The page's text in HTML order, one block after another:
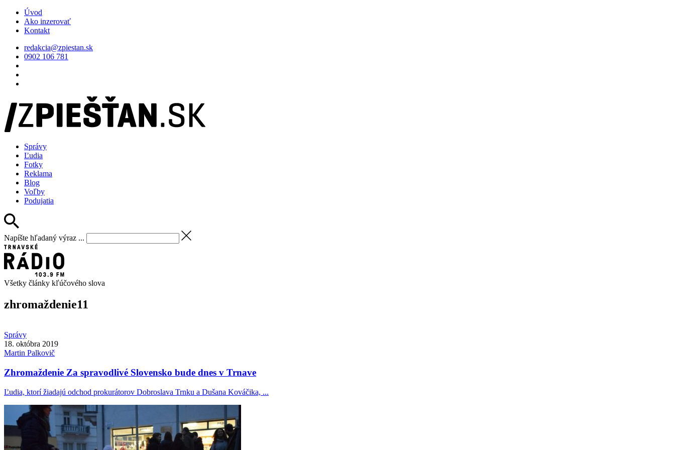
Úvod
Ako inzerovať
Kontakt
redakcia@zpiestan.sk
0902 106 781
Správy
Ľudia
Fotky
Reklama
Blog
Voľby
Podujatia
Napíšte hľadaný výraz ...
Všetky články kľúčového slova
zhromaždenie11
Správy
18. októbra 2019
Martin Palkovič
Zhromaždenie Za spravodlivé Slovensko bude dnes v Trnave
Ľudia, ktorí žiadajú odchod prokurátorov Dobroslava Trnku a Dušana Kováčika, ...